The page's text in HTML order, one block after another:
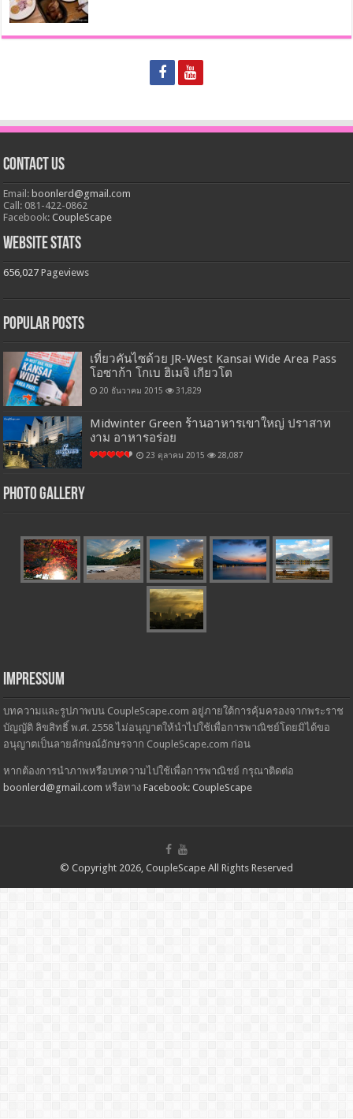
Contact Us
Email: boonlerd@gmail.com
Call: 081-422-0862
Facebook:CoupleScape
Website Stats
656,027 Pageviews
Popular Posts
เที่ยวคันไซด้วย JR-West Kansai Wide Area Pass
โอซาก้า โกเบ ฮิเมจิ เกียวโต
20 ธันวาคม 2015 31,829
Midwinter Green ร้านอาหารเขาใหญ่ ปราสาท
งาม อาหารอร่อย
23 ตุลาคม 2015 28,087
Photo Gallery
Impressum
บทความและรูปภาพบน CoupleScape.com อยู่ภายใต้การคุ้มครองจากพระราช
บัญญัติ ลิขสิทธิ์ พ.ศ. 2558 ไม่อนุญาตให้นำไปใช้เพื่อการพาณิชย์โดยมิได้ขอ
อนุญาตเป็นลายลักษณ์อักษรจาก CoupleScape.com ก่อน
หากต้องการนำภาพหรือบทความไปใช้เพื่อการพาณิชย์ กรุณาติดต่อ
boonlerd@gmail.com หรือทางFacebook: CoupleScape
© Copyright 2026, CoupleScape All Rights Reserved